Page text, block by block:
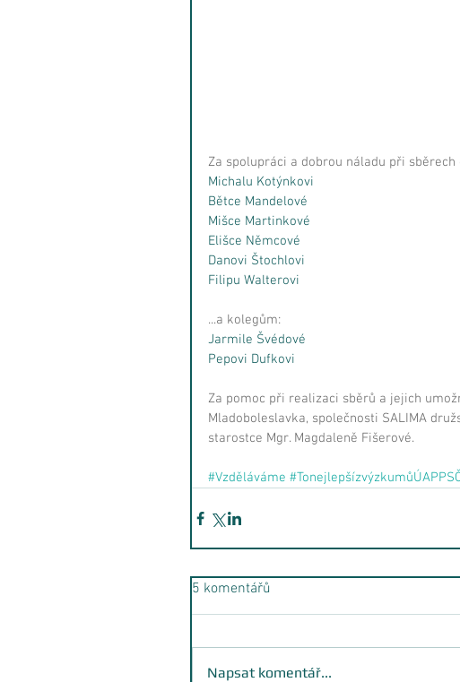
Za spolupráci a dobrou náladu při
Michalu Kotýnkovi
Bětce Mandelové
Mišce Martinkové
Elišce Němcové
Danovi Štochlovi
Filipu Walterovi
...a kolegům:
Jarmile Švédové
Pepovi Dufkovi
Za pomoc při realizaci sběrů a jejich
Mladoboleslavka, společnosti SALIMA
starostce Mgr. Magdaleně Fišerové.
#Vzděláváme
5 komentářů
Napsat komentář...